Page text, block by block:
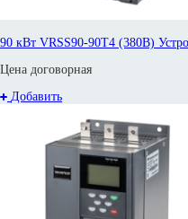
90 кВт VRSS90-90T4 (380В)
Цена договорная
Добавить